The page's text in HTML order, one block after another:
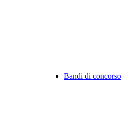
Bandi di concorso